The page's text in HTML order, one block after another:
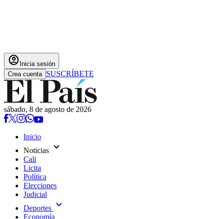
account_circle Inicia sesión
Crea cuenta SUSCRÍBETE
sábado, 8 de agosto de 2026
Inicio
Noticias expand_more
Cali
Licita
Política
Elecciones
Judicial
Deportes expand_more
Economía